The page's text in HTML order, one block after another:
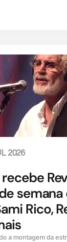
2026
Rico,
a montagem da